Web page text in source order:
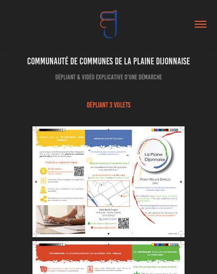
Communauté de Communes de la Plaine Dijonnaise
Dépliant & Vidéo explicative d'une démarche
Dépliant 3 volets